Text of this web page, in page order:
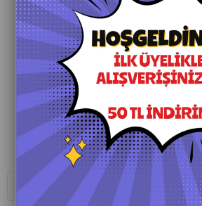
Whatsapp ile Sipariş